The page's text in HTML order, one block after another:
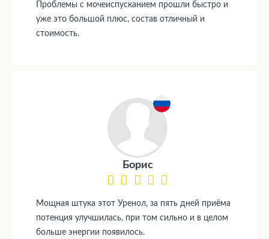
Проблемы с мочеиспусканием прошли быстро и
уже это большой плюс, состав отличный и
стоимость.
Борис
Мощная штука этот Уренол, за пять дней приёма
потенция улучшилась, при том сильно и в целом
больше энергии появилось.